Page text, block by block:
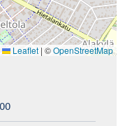
Leaflet | ©OpenStreetMap